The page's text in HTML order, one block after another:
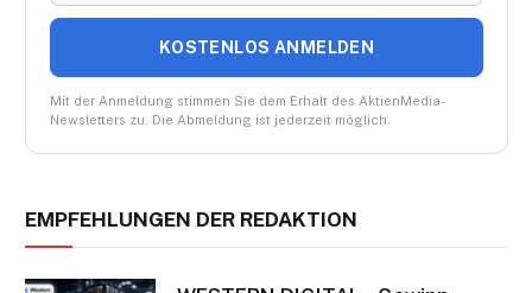
KOSTENLOS ANMELDEN
Mit der Anmeldung stimmen Sie dem Erhalt des AktienMedia-
Newsletters zu. Die Abmeldung ist jederzeit möglich.
EMPFEHLUNGEN DER REDAKTION